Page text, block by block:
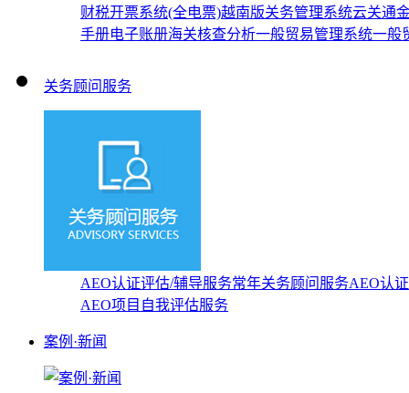
财税开票系统(全电票)越南版关务管理系统云关通
手册电子账册海关核查分析一般贸易管理系统一般
关务顾问服务
AEO认证评估/辅导服务常年关务顾问服务AEO认
AEO项目自我评估服务
案例·新闻